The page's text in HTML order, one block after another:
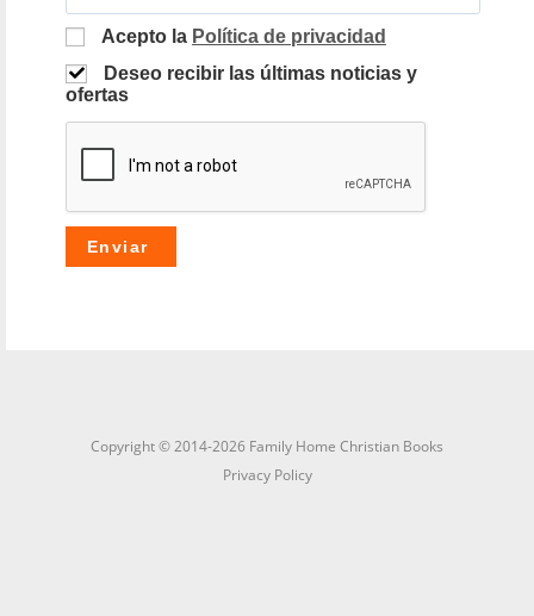
Acepto la Política de privacidad
Deseo recibir las últimas noticias y
ofertas
Copyright © 2014-2026 Family Home Christian Books
Privacy Policy